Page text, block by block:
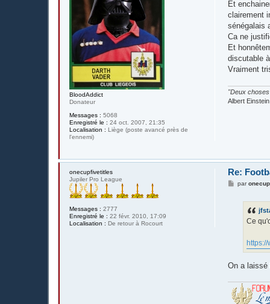
BloodAddict
Donateur
Messages : 5068
Enregistré le : 24 oct. 2007, 21:35
Localisation : Liège (poste avancé près de
l'ennemi)
a
g
Et
clairement
sénégalais
Ca ne
Et
discutable
Vraiment
"Deux choses
Albert Einstein
onecupfivetitles
Jupiler Pro League
Messages : 2777
Enregistré le : 22 févr. 2010, 17:09
Localisation : De retour à Rocourt
Re:
Mpar
Ce
On a